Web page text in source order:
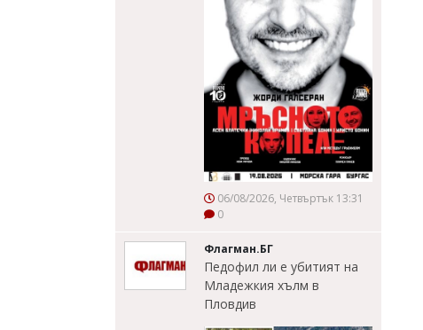
06/08/2026, Четвъртък 13:31
0
Флагман.БГ
Педофил ли е убитият на
Младежкия хълм в
Пловдив